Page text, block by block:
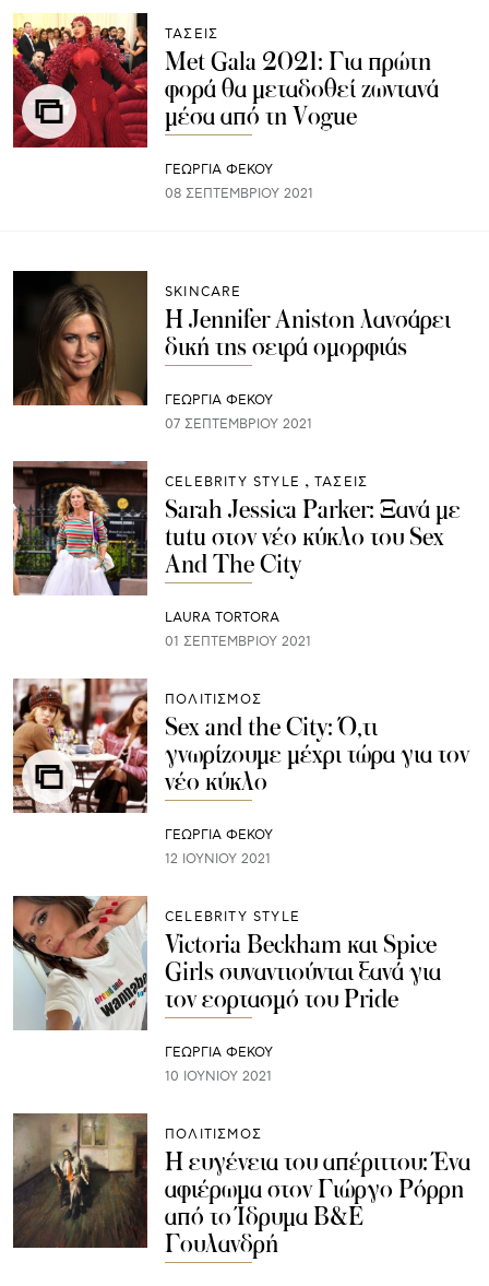
ΤΑΣΕΙΣ
Met Gala 2021: Για πρώτη
φορά θα μεταδοθεί ζωντανά
μέσα από τη Vogue
ΓΕΩΡΓΙΑ ΦΕΚΟΥ
08 ΣΕΠΤΕΜΒΡΊΟΥ 2021
SKINCARE
H Jennifer Aniston λανσάρει
δική της σειρά ομορφιάς
ΓΕΩΡΓΙΑ ΦΕΚΟΥ
07 ΣΕΠΤΕΜΒΡΊΟΥ 2021
CELEBRITY STYLE ΤΑΣΕΙΣ
Sarah Jessica Parker: Ξανά με
tutu στον νέο κύκλο του Sex
And The City
LAURA TORTORA
01 ΣΕΠΤΕΜΒΡΊΟΥ 2021
ΠΟΛΙΤΙΣΜΟΣ
Sex and the City: Ό,τι
γνωρίζουμε μέχρι τώρα για τον
νέο κύκλο
ΓΕΩΡΓΙΑ ΦΕΚΟΥ
12 ΙΟΥΝΊΟΥ 2021
CELEBRITY STYLE
Victoria Beckham και Spice
Girls συναντιούνται ξανά για
τον εορτασμό του Pride
ΓΕΩΡΓΙΑ ΦΕΚΟΥ
10 ΙΟΥΝΊΟΥ 2021
ΠΟΛΙΤΙΣΜΟΣ
Η ευγένεια του απέριττου: Ένα
αφιέρωμα στον Γιώργο Ρόρρη
από το Ίδρυμα Β&Ε
Γουλανδρή